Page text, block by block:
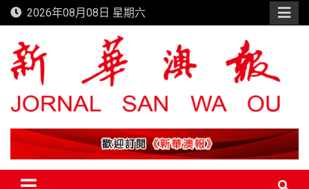
Skip
to
content
2026年08月08日 星期六
新華澳報